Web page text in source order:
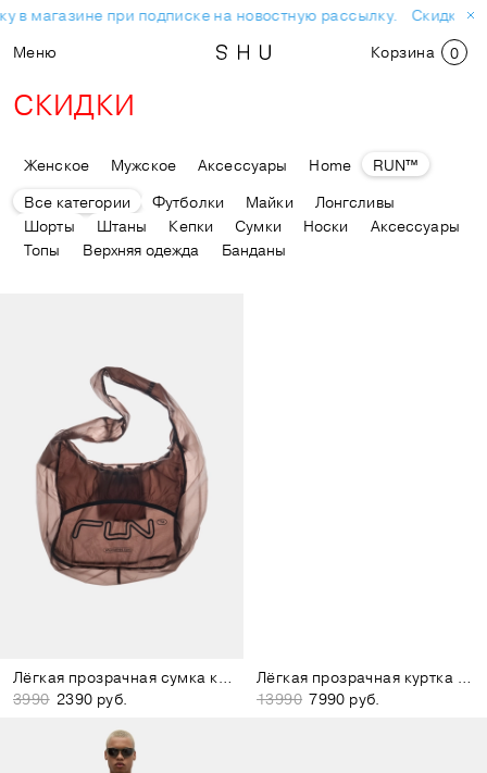
в магазине при подписке на новостную рассылку.
Скидка
Меню
Корзина 0
СКИДКИ
Женское Мужское Аксессуары Home
RUN™
Все категории
Футболки Майки
Лонгсливы
Шорты
Штаны Кепки Сумки Носки
Аксессуары
Топы
Верхняя одежда Банданы
Лёгкая прозрачная сумка коричневая
3990 2390 руб.
Лёгкая прозрачная куртка белая
13990 7990 руб.